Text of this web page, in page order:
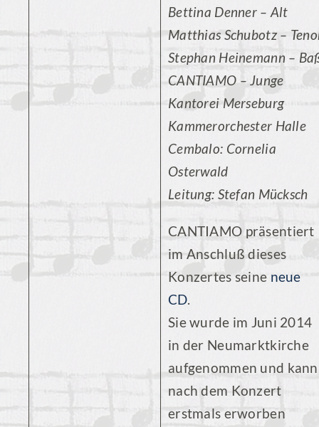
Bettina Denner – Alt
Matthias Schubotz –
Stephan Heinemann –
CANTIAMO – Junge
Kantorei Merseburg
Kammerorchester Halle
Cembalo: Cornelia
Osterwald
Leitung: Stefan Mücksch
CANTIAMO präsentiert
im Anschluß dieses
Konzertes seine neue
CD.
Sie wurde im Juni 2014
in der Neumarktkirche
aufgenommen und kann
nach dem Konzert
erstmals erworben